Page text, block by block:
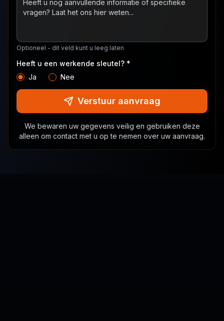
Optioneel - dit veld kunt u leeg laten
Heeft u een werkende sleutel? *
Ja
Nee
Verstuur aanvraag
We bewaren uw gegevens veilig en gebruiken deze
alleen om contact met u op te nemen over uw aanvraag.